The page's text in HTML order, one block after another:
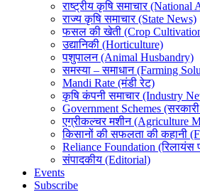
राष्ट्रीय कृषि समाचार
राज्य कृषि समाचार (State News)
फसल की खेती (Crop
उद्यानिकी (Horticulture)
पशुपालन (Animal Husbandry)
समस्या – समाधान (Farming
Mandi Rate (मंडी रेट)
कृषि कंपनी समाचार (Industry
Government Schemes
एग्रीकल्चर मशीन (Agriculture
किसानों की सफलता की कहानी
Reliance Foundation
संपादकीय (Editorial)
Events
Subscribe